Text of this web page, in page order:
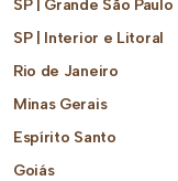
SP | Grande São Paulo
SP | Interior e Litoral
Rio de Janeiro
Minas Gerais
Espírito Santo
Goiás